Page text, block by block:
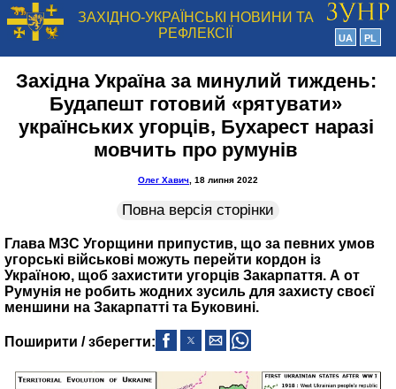
ЗАХІДНО-УКРАЇНСЬКІ НОВИНИ ТА
РЕФЛЕКСІЇ
UA PL
Західна Україна за минулий тиждень:
Будапешт готовий «рятувати»
українських угорців, Бухарест наразі
мовчить про румунів
Олег Хавич , 18 липня 2022
Повна версія сторінки
Глава МЗС Угорщини припустив, що за певних умов
угорські військові можуть перейти кордон із
Україною, щоб захистити угорців Закарпаття. А от
Румунія не робить жодних зусиль для захисту своєї
меншини на Закарпатті та Буковині.
Поширити / зберегти: